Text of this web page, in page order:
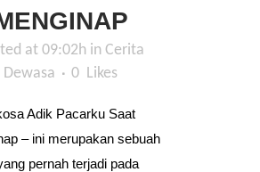
at 09:02h in Cerita
Dewasa
0 Likes
Adik Pacarku Saat
– ini merupakan sebuah
pernah terjadi pada